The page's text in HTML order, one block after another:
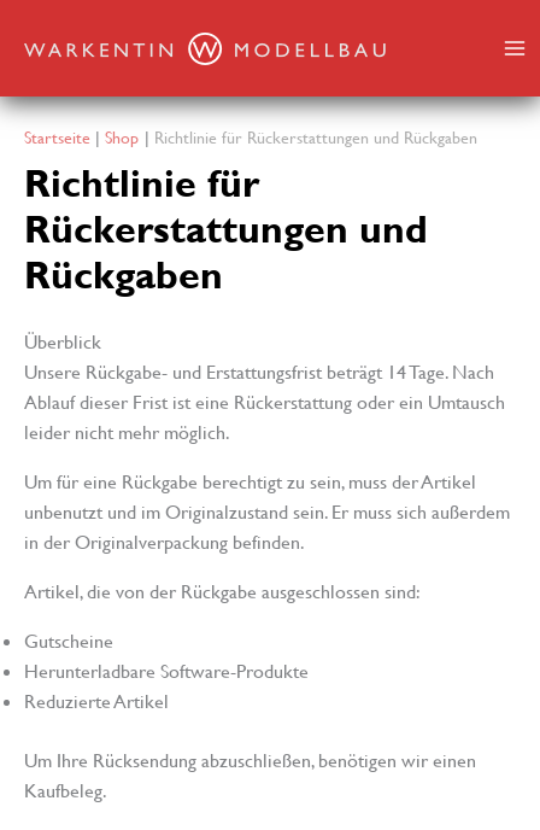
Inhalt
Startseite Shop Richtlinie für Rückerstattungen und Rückgaben
Richtlinie für
Rückerstattungen und
Rückgaben
Überblick
Unsere Rückgabe- und Erstattungsfrist beträgt 14 Tage. Nach
Ablauf dieser Frist ist eine Rückerstattung oder ein Umtausch
leider nicht mehr möglich.
Um für eine Rückgabe berechtigt zu sein, muss der Artikel
unbenutzt und im Originalzustand sein. Er muss sich außerdem
in der Originalverpackung befinden.
Artikel, die von der Rückgabe ausgeschlossen sind:
Gutscheine
Herunterladbare Software-Produkte
Reduzierte Artikel
Um Ihre Rücksendung abzuschließen, benötigen wir einen
Kaufbeleg.